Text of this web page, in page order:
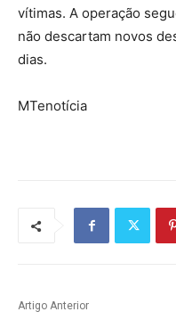
vítimas. A operação
não descartam novos
dias.
MTenotícia
Artigo Anterior